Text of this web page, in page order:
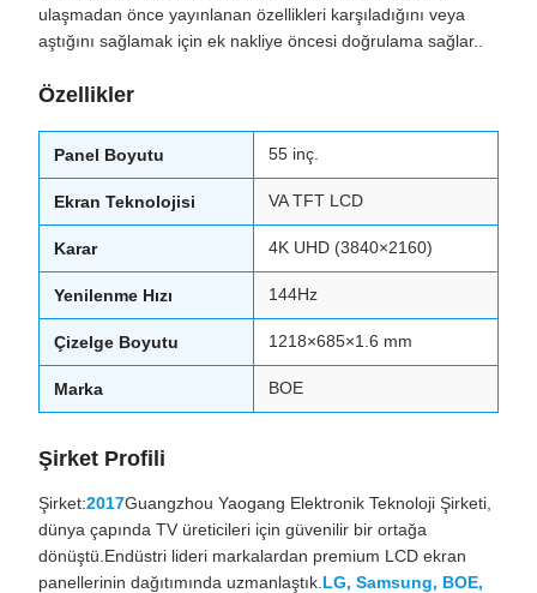
ulaşmadan önce yayınlanan özellikleri karşıladığını veya
aştığını sağlamak için ek nakliye öncesi doğrulama sağlar..
Özellikler
Panel Boyutu 55 inç.
Ekran Teknolojisi VA TFT LCD
Karar 4K UHD (3840×2160)
Yenilenme Hızı 144Hz
Çizelge Boyutu 1218×685×1.6 mm
Marka BOE
Şirket Profili
Şirket:2017Guangzhou Yaogang Elektronik Teknoloji Şirketi,
dünya çapında TV üreticileri için güvenilir bir ortağa
dönüştü.Endüstri lideri markalardan premium LCD ekran
panellerinin dağıtımında uzmanlaştık. LG, Samsung, BOE,